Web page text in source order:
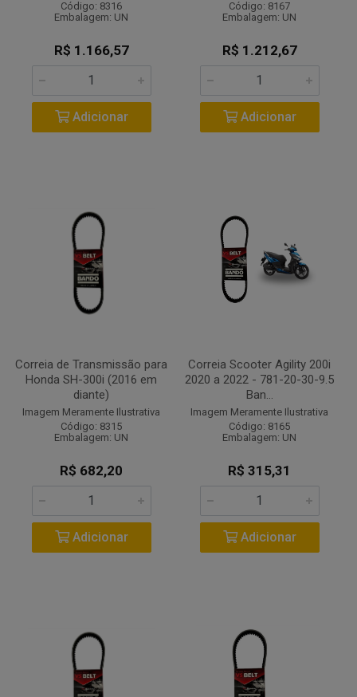
Código: 8316
Embalagem: UN
R$ 1.166,57
Adicionar
Código: 8167
Embalagem: UN
R$ 1.212,67
Adicionar
Correia de Transmissão para
Honda SH-300i (2016 em
diante)
Imagem Meramente Ilustrativa
Código: 8315
Embalagem: UN
R$ 682,20
Adicionar
Correia Scooter Agility 200i
2020 a 2022 - 781-20-30-9.5
Ban...
Imagem Meramente Ilustrativa
Código: 8165
Embalagem: UN
R$ 315,31
Adicionar